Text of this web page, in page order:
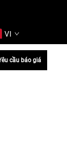
VI
cầu báo giá